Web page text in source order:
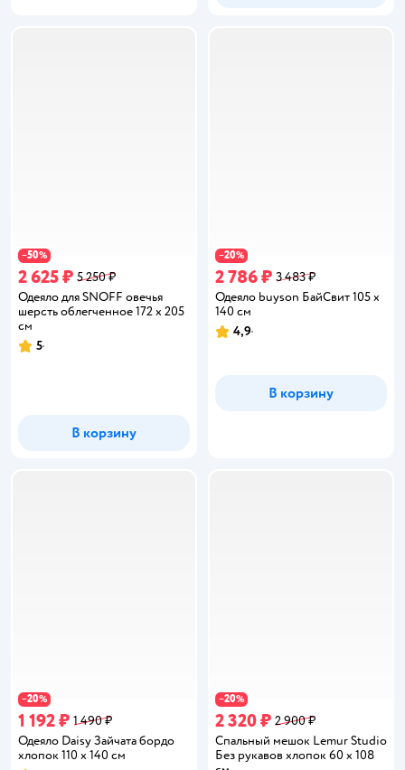
−50%
2 625 ₽ 5 250 ₽
Одеяло для SNOFF овечья
шерсть облегченное 172 x 205
см
Рейтинг:
5
В корзину
−20%
2 786 ₽ 3 483 ₽
Одеяло buyson БайСвит 105 x
140 см
Рейтинг:
4,9
В корзину
−20%
1 192 ₽ 1 490 ₽
Одеяло Daisy Зайчата бордо
хлопок 110 x 140 см
−20%
2 320 ₽ 2 900 ₽
Спальный мешок Lemur Studio
Без рукавов хлопок 60 x 108